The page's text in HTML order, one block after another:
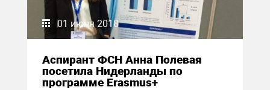
01 июня 2018
Аспирант ФСН Анна Полевая
посетила Нидерланды по
программе Erasmus+